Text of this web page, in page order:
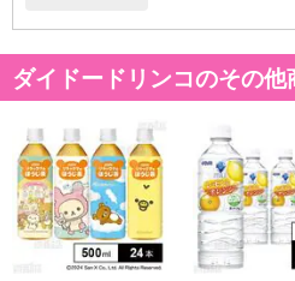
原産国：
日本
【ぷるシャリ 温州みかんゼリー】果糖ぶどう糖液
味料、リン酸カリウム、ゲル化剤(増粘多糖類)、香
ミンC、甘味料(アセスルファムK、スクラロース)
【ぷるシャリ ぶどうゼリー】果糖ぶどう糖液糖(国
料、リン酸カリウム、ゲル化剤(増粘多糖類)、塩
ダイドードリンコのその他